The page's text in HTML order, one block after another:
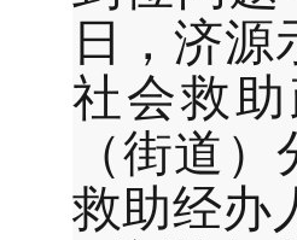
日，济源
社会救
（街道
救助经办